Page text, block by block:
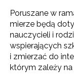
Poruszane w
mierze będą
nauczycieli i
wspierających
i zmierzać do
którym zależy na